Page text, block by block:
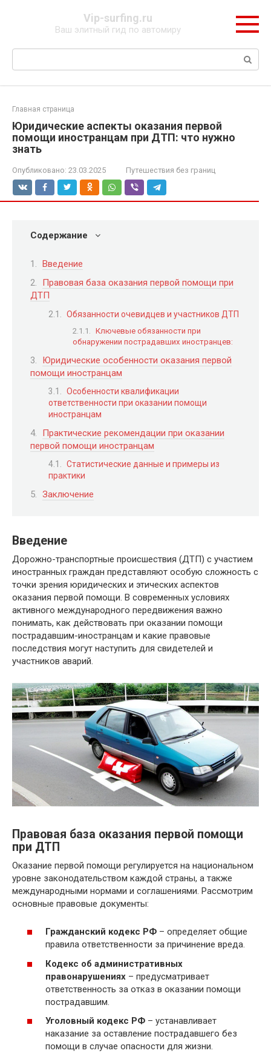
Vip-surfing.ru
Ваш элитный гид по автомиру
Поиск:
Главная страница
Юридические аспекты оказания первой
помощи иностранцам при ДТП: что нужно
знать
Опубликовано: 23.03.2025 Путешествия без границ
Содержание
Введение
Правовая база оказания первой помощи при
ДТП
Обязанности очевидцев и участников ДТП
Ключевые обязанности при
обнаружении пострадавших иностранцев:
Юридические особенности оказания первой
помощи иностранцам
Особенности квалификации
ответственности при оказании помощи
иностранцам
Практические рекомендации при оказании
первой помощи иностранцам
Статистические данные и примеры из
практики
Заключение
Введение
Дорожно-транспортные происшествия (ДТП) с участием
иностранных граждан представляют особую сложность с
точки зрения юридических и этических аспектов
оказания первой помощи. В современных условиях
активного международного передвижения важно
понимать, как действовать при оказании помощи
пострадавшим-иностранцам и какие правовые
последствия могут наступить для свидетелей и
участников аварий.
Правовая база оказания первой помощи
при ДТП
Оказание первой помощи регулируется на национальном
уровне законодательством каждой страны, а также
международными нормами и соглашениями. Рассмотрим
основные правовые документы:
Гражданский кодекс РФ – определяет общие
правила ответственности за причинение вреда.
Кодекс об административных
правонарушениях – предусматривает
ответственность за отказ в оказании помощи
пострадавшим.
Уголовный кодекс РФ – устанавливает
наказание за оставление пострадавшего без
помощи в случае опасности для жизни.